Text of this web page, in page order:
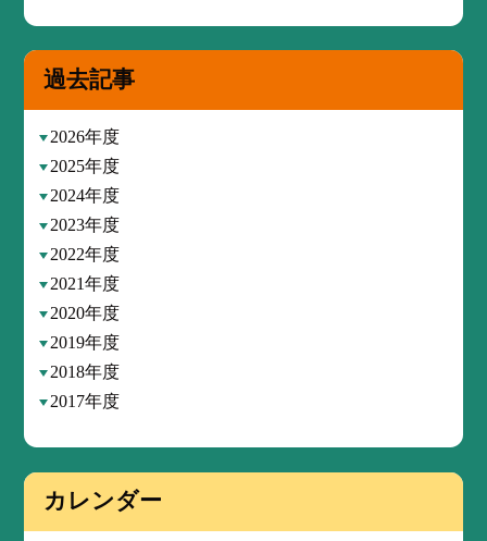
過去記事
2026年度
2025年度
2024年度
2023年度
2022年度
2021年度
2020年度
2019年度
2018年度
2017年度
カレンダー